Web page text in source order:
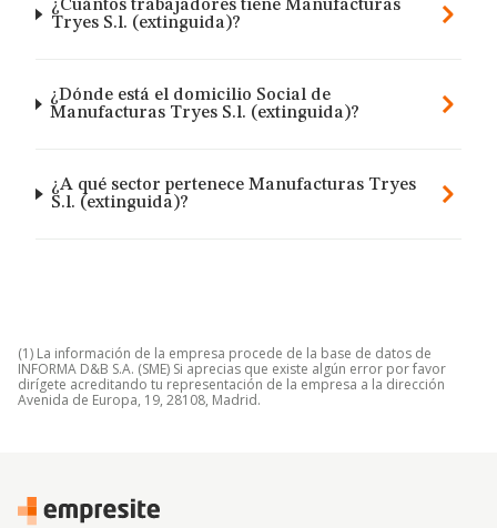
¿Cuántos trabajadores tiene Manufacturas
Tryes S.l. (extinguida)?
¿Dónde está el domicilio Social de
Manufacturas Tryes S.l. (extinguida)?
¿A qué sector pertenece Manufacturas Tryes
S.l. (extinguida)?
(1) La información de la empresa procede de la base de datos de
INFORMA D&B S.A. (SME) Si aprecias que existe algún error por favor
dirígete acreditando tu representación de la empresa a la dirección
Avenida de Europa, 19, 28108, Madrid.